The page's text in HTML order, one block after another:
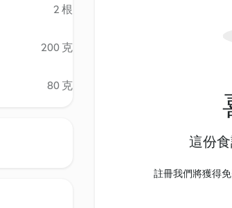
2 根
200 克
80 克
這份
註冊我們將獲得